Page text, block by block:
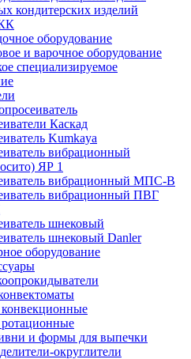
кондитерских изделий
оборудование
и варочное оборудование
специализируемое
Каскад
Kumkaya
вибрационный
ЯР 1
вибрационный МПС-В
вибрационный ПВГ
шнековый
шнековый Danler
оборудование
и формы для выпечки
округлители